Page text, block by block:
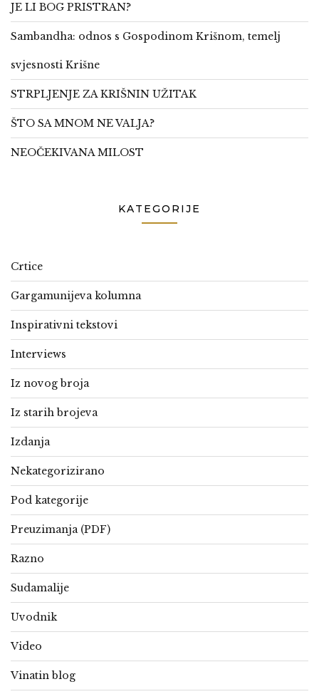
JE LI BOG PRISTRAN?
Sambandha: odnos s Gospodinom Krišnom, temelj
svjesnosti Krišne
STRPLJENJE ZA KRIŠNIN UŽITAK
ŠTO SA MNOM NE VALJA?
NEOČEKIVANA MILOST
KATEGORIJE
Crtice
Gargamunijeva kolumna
Inspirativni tekstovi
Interviews
Iz novog broja
Iz starih brojeva
Izdanja
Nekategorizirano
Pod kategorije
Preuzimanja (PDF)
Razno
Sudamalije
Uvodnik
Video
Vinatin blog